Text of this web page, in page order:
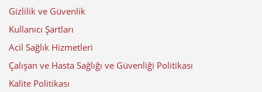
Gizlilik ve Güvenlik
Kullanıcı Şartları
Acil Sağlık Hizmetleri
Çalışan ve Hasta Sağlığı ve Güvenliği Politikası
Kalite Politikası